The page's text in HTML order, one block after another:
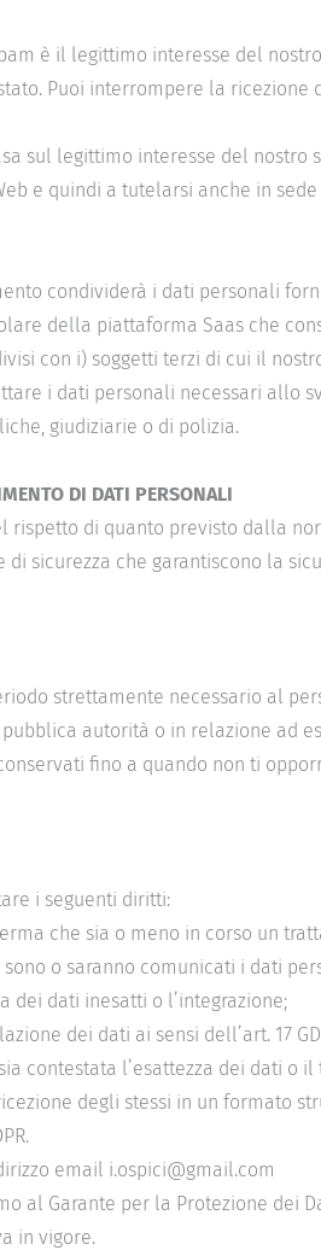
è il legittimo interesse del
Puoi interrompere la
sul legittimo interesse del
e quindi a tutelarsi anche in
condividerà i dati personali
della piattaforma Saas che
con i) soggetti terzi di cui il
i dati personali necessari allo
giudiziarie o di polizia.
DI DATI PERSONALI
di quanto previsto dalla
sicurezza che garantiscono la
strettamente necessario al
autorità o in relazione ad
fino a quando non ti
i seguenti diritti:
che sia o meno in corso un
o saranno comunicati i dati
dei dati inesatti o l’integrazione;
dei dati ai sensi dell’art. 17
contestata l’esattezza dei dati o il
degli stessi in un formato
email i.ospici@gmail.com
al Garante per la Protezione dei
in vigore.